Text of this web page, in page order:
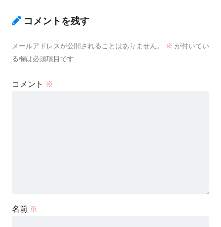
コメントを残す
メールアドレスが公開されることはありません。 ※ が付いてい
る欄は必須項目です
コメント ※
名前 ※